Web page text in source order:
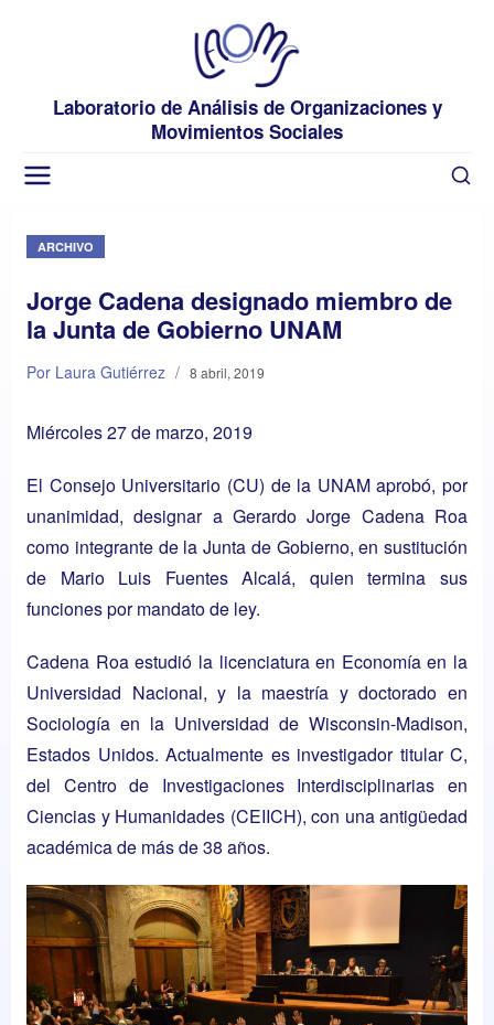
Laboratorio de Análisis de Organizaciones y
Movimientos Sociales
ARCHIVO
Jorge Cadena designado miembro de
la Junta de Gobierno UNAM
Por Laura Gutiérrez / 8 abril, 2019
Miércoles 27 de marzo, 2019
El Consejo Universitario (CU) de la UNAMaprobó, por
unanimidad, designar a Gerardo Jorge Cadena Roa
como integrante de la Junta de Gobierno, en sustitución
de Mario Luis Fuentes Alcalá, quien termina sus
funciones por mandato de ley.
Cadena Roa estudió la licenciatura en Economía en la
Universidad Nacional, y la maestría y doctorado en
Sociología en la Universidad de Wisconsin-Madison,
Estados Unidos. Actualmente es investigador titular C,
del Centro de Investigaciones Interdisciplinarias en
Ciencias y Humanidades (CEIICH), con una antigüedad
académica de más de 38 años.